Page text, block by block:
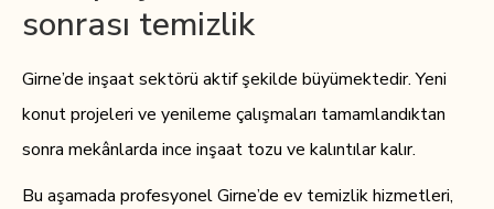
sonrası temizlik
Girne’de inşaat sektörü aktif şekilde büyümektedir. Yeni
konut projeleri ve yenileme çalışmaları tamamlandıktan
sonra mekânlarda ince inşaat tozu ve kalıntılar kalır.
Bu aşamada profesyonel Girne’de ev temizlik hizmetleri,